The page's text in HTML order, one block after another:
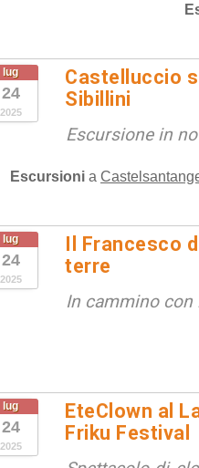
lug
24
2025
Castelluccio
Sibillini
Escursione in
Escursioni a
lug
24
2025
Il Francesco
terre
In cammino con
lug
24
2025
EteClown al
Friku Festival